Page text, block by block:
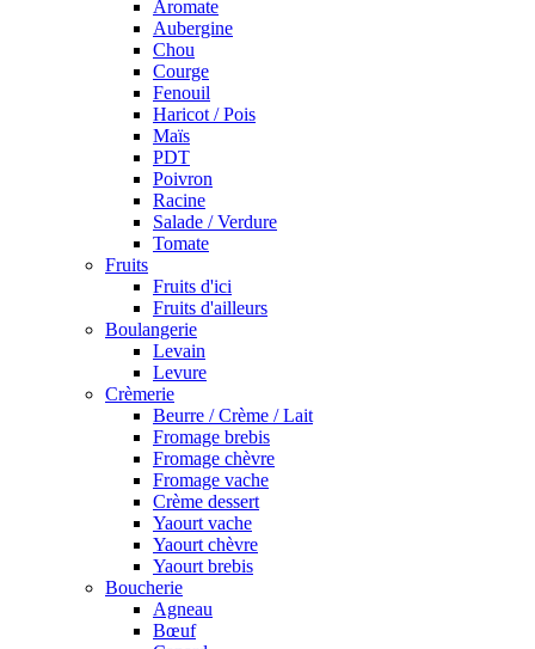
Aromate
Aubergine
Chou
Courge
Fenouil
Haricot / Pois
Maïs
PDT
Poivron
Racine
Salade / Verdure
Tomate
Fruits
Fruits d'ici
Fruits d'ailleurs
Boulangerie
Levain
Levure
Crèmerie
Beurre / Crème / Lait
Fromage brebis
Fromage chèvre
Fromage vache
Crème dessert
Yaourt vache
Yaourt chèvre
Yaourt brebis
Boucherie
Agneau
Bœuf